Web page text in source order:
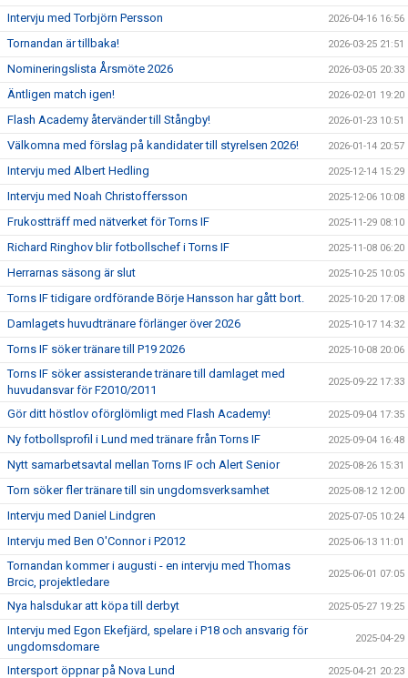
Intervju med Torbjörn Persson 2026-04-16 16:56
Tornandan är tillbaka! 2026-03-25 21:51
Nomineringslista Årsmöte 2026 2026-03-05 20:33
Äntligen match igen! 2026-02-01 19:20
Flash Academy återvänder till Stångby! 2026-01-23 10:51
Välkomna med förslag på kandidater till styrelsen 2026! 2026-01-14 20:57
Intervju med Albert Hedling 2025-12-14 15:29
Intervju med Noah Christoffersson 2025-12-06 10:08
Frukostträff med nätverket för Torns IF 2025-11-29 08:10
Richard Ringhov blir fotbollschef i Torns IF 2025-11-08 06:20
Herrarnas säsong är slut 2025-10-25 10:05
Torns IF tidigare ordförande Börje Hansson har gått bort. 2025-10-20 17:08
Damlagets huvudtränare förlänger över 2026 2025-10-17 14:32
Torns IF söker tränare till P19 2026 2025-10-08 20:06
Torns IF söker assisterande tränare till damlaget med
huvudansvar för F2010/2011
2025-09-22 17:33
Gör ditt höstlov oförglömligt med Flash Academy! 2025-09-04 17:35
Ny fotbollsprofil i Lund med tränare från Torns IF 2025-09-04 16:48
Nytt samarbetsavtal mellan Torns IF och Alert Senior 2025-08-26 15:31
Torn söker fler tränare till sin ungdomsverksamhet 2025-08-12 12:00
Intervju med Daniel Lindgren 2025-07-05 10:24
Intervju med Ben O'Connor i P2012 2025-06-13 11:01
Tornandan kommer i augusti - en intervju med Thomas
Brcic, projektledare
2025-06-01 07:05
Nya halsdukar att köpa till derbyt 2025-05-27 19:25
Intervju med Egon Ekefjärd, spelare i P18 och ansvarig för
ungdomsdomare
2025-04-29
Intersport öppnar på Nova Lund 2025-04-21 20:23